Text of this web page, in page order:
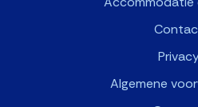
Algemene